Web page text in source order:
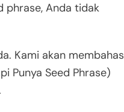
phrase, Anda tidak
Kami akan membahas
Punya Seed Phrase)